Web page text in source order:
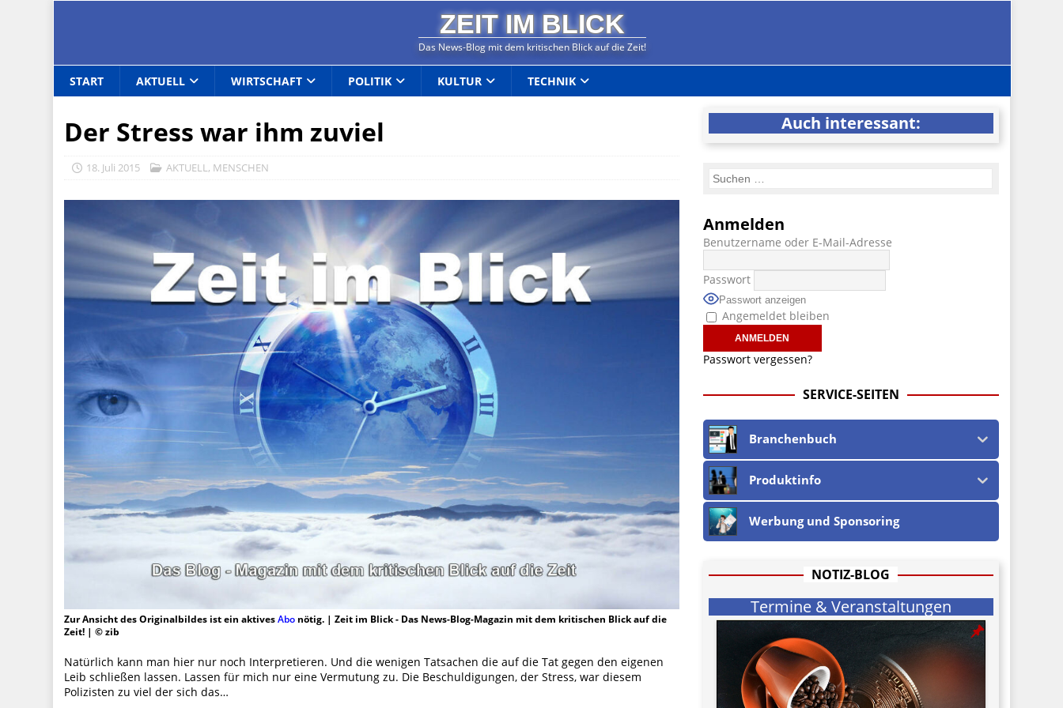
ZEIT IM BLICK
Das News-Blog mit dem kritischen Blick auf die Zeit!
START AKTUELL WIRTSCHAFT POLITIK KULTUR TECHNIK
Der Stress war ihm zuviel
18. Juli 2015 AKTUELL, MENSCHEN
Zur Ansicht des Originalbildes ist ein aktivesAbo nötig. | Zeit im Blick - Das News-Blog-Magazin mit dem kritischen Blick auf die
Zeit! | © zib
Natürlich kann man hier nur noch Interpretieren. Und die wenigen Tatsachen die auf die Tat gegen den eigenen
Leib schließen lassen. Lassen für mich nur eine Vermutung zu. Die Beschuldigungen, der Stress, war diesem
Polizisten zu viel der sich das…
Auch interessant:
Anmelden
Benutzername oder E-Mail-Adresse
Passwort
Passwort anzeigen
Angemeldet bleiben
Passwort vergessen?
SERVICE-SEITEN
Branchenbuch
Produktinfo
Werbung und Sponsoring
NOTIZ-BLOG
Termine & Veranstaltungen